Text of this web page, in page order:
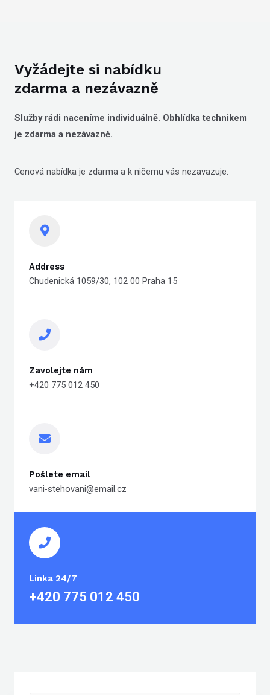
Vyžádejte si nabídku
zdarma a nezávazně
Služby rádi naceníme individuálně. Obhlídka technikem
je zdarma a nezávazně.
Cenová nabídka je zdarma a k ničemu vás nezavazuje.
Address
Chudenická 1059/30, 102 00 Praha 15
Zavolejte nám
+420 775 012 450
Pošlete email
vani-stehovani@email.cz
Linka 24/7
+420 775 012 450